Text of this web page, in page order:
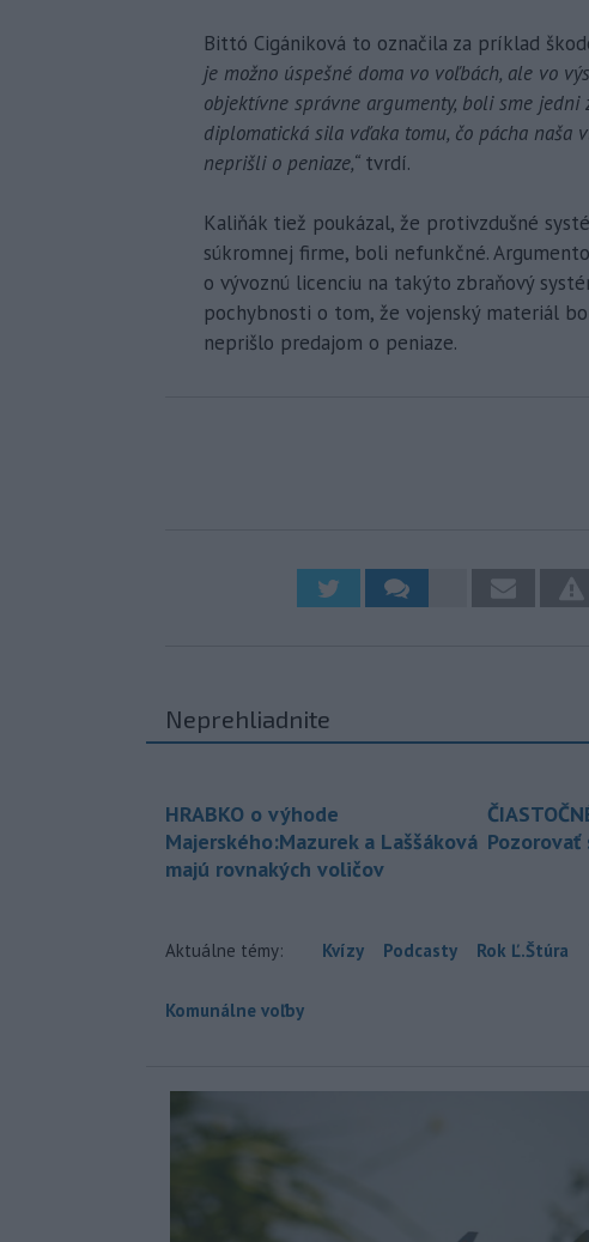
Bittó Cigániková to označila za príklad
je možno úspešné doma vo voľbách, ale vo
objektívne správne argumenty, boli sme
diplomatická sila vďaka tomu, čo pácha naša
neprišli o peniaze,“ tvrdí.
Kaliňák tiež poukázal, že protivzdušné
súkromnej firme, boli nefunkčné.
o vývoznú licenciu na takýto zbraňový
pochybnosti o tom, že vojenský materiál
neprišlo predajom o peniaze.
Neprehliadnite
HRABKO o výhode
Majerského:Mazurek a Laššáková
majú rovnakých voličov
Aktuálne témy: Kvízy Podcasty Rok Ľ.Štúra
Komunálne voľby